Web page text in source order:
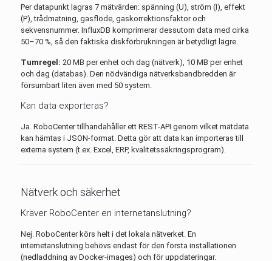
Per datapunkt lagras 7 mätvärden: spänning (U), ström (I), effekt
(P), trådmatning, gasflöde, gaskorrektionsfaktor och
sekvensnummer. InfluxDB komprimerar dessutom data med cirka
50–70 %, så den faktiska diskförbrukningen är betydligt lägre.
Tumregel: 20 MB per enhet och dag (nätverk), 10 MB per enhet
och dag (databas). Den nödvändiga nätverksbandbredden är
försumbart liten även med 50 system.
Kan data exporteras?
Ja. RoboCenter tillhandahåller ett REST-API genom vilket mätdata
kan hämtas i JSON-format. Detta gör att data kan importeras till
externa system (t.ex. Excel, ERP, kvalitetssäkringsprogram).
Nätverk och säkerhet
Kräver RoboCenter en internetanslutning?
Nej. RoboCenter körs helt i det lokala nätverket. En
internetanslutning behövs endast för den första installationen
(nedladdning av Docker-images) och för uppdateringar.